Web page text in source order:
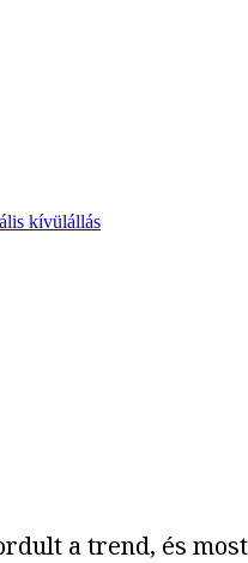
kívülállás
a trend, és